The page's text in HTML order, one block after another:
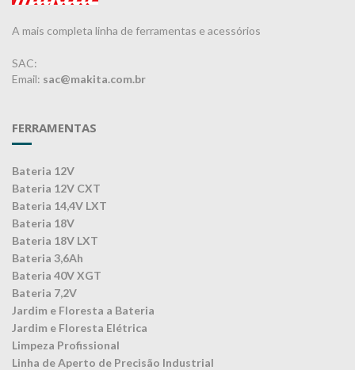
A mais completa linha de ferramentas e acessórios
SAC:
Email: sac@makita.com.br
FERRAMENTAS
Bateria 12V
Bateria 12V CXT
Bateria 14,4V LXT
Bateria 18V
Bateria 18V LXT
Bateria 3,6Ah
Bateria 40V XGT
Bateria 7,2V
Jardim e Floresta a Bateria
Jardim e Floresta Elétrica
Limpeza Profissional
Linha de Aperto de Precisão Industrial